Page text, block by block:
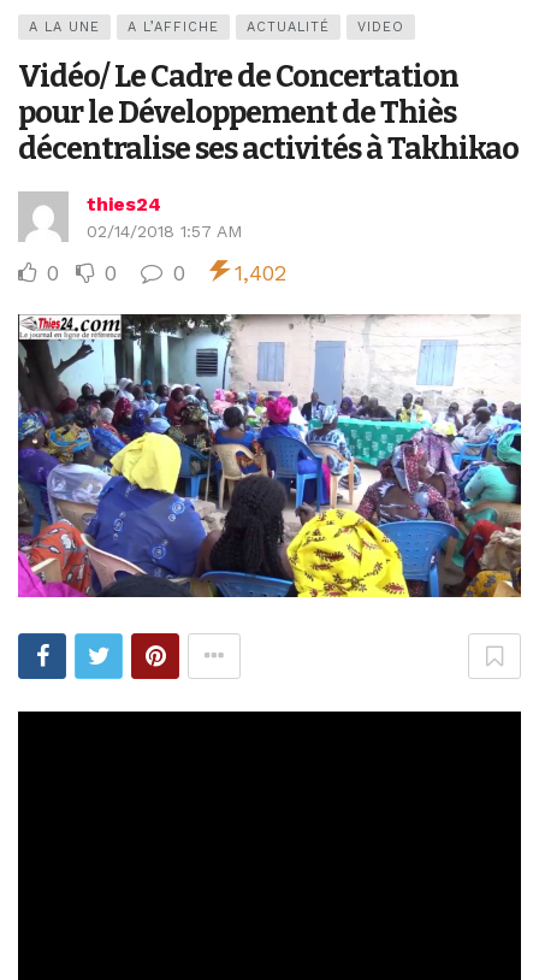
A LA UNE A L’AFFICHE ACTUALITÉ VIDEO
Vidéo/ Le Cadre de Concertation
pour le Développement de Thiès
décentralise ses activités à Takhikao
thies24
02/14/2018 1:57 AM
0 0 0 1,402